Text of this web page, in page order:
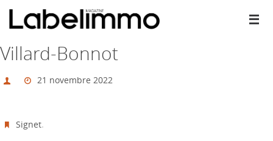
Villard-Bonnot
21 novembre 2022
Signet.